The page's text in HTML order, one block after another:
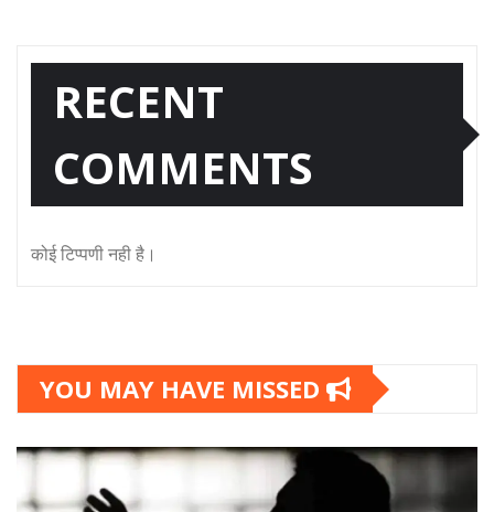
RECENT
COMMENTS
कोई टिप्पणी नही है।
YOU MAY HAVE MISSED